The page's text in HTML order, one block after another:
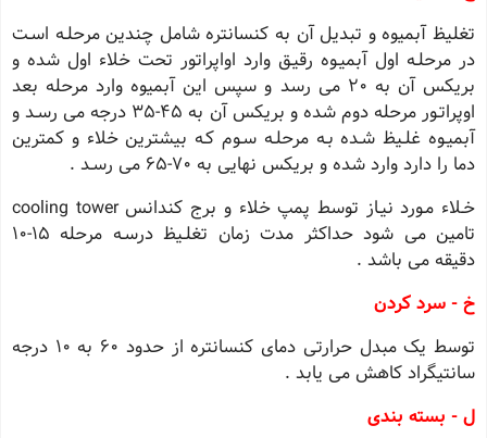
تغلیظ آبمیوه و تبدیل آن به کنسانتره شامل چندین مرحلـه اسـت
در مرحلـه اول آبمیـوه رقیـق وارد اواپراتور تحت خلاء اول شده و
بریکس آن به 20 می رسد و سپس این آبمیوه وارد مرحله بعد
اوپراتـور مرحله دوم شده و بریکس آن به 45-35 درجه می رسـد و
آبمیـوه غلـیظ شـده بـه مرحلـه سـوم کـه بیشترین خلاء و کمترین
دما را دارد وارد شده و بریکس نهایی به 70-65 می رسـد .
خـلاء مـورد نیـاز توسط پمپ خلاء و برج کندانس cooling tower
تامین می شود حداکثر مدت زمان تغلـیظ درسـه مرحله 15-10
دقیقه می باشد .
خ - سرد کردن
توسط یک مبدل حرارتی دمای کنسانتره از حدود 60 به 10 درجه
سانتیگراد کاهش می یابد .
ل - بسته بندی